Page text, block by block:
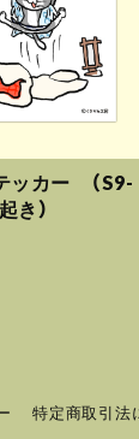
ッカー （S9-
き）
特定商取引法